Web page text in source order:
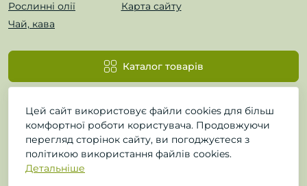
Рослинні олії
Чай, кава
Карта сайту
Каталог товарів
Цей сайт використовує файли cookies для більш
комфортної роботи користувача. Продовжуючи
перегляд сторінок сайту, ви погоджуєтеся з
політикою використання файлів cookies.
Детальніше